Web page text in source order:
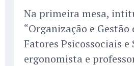
Na primeira mesa,
“Organização e
Fatores Psicossociais e
ergonomista e